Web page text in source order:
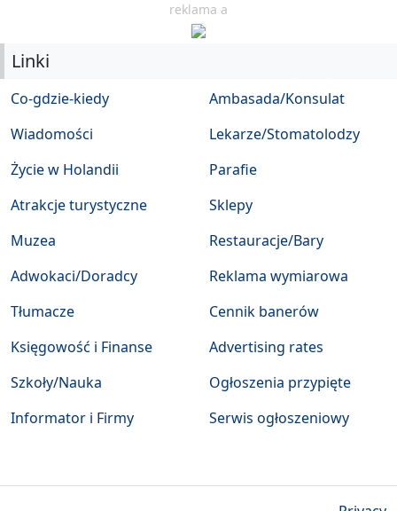
reklama a
Linki
Co-gdzie-kiedy
Wiadomości
Życie w Holandii
Atrakcje turystyczne
Muzea
Ambasada/Konsulat
Lekarze/Stomatolodzy
Parafie
Sklepy
Restauracje/Bary
Adwokaci/Doradcy
Tłumacze
Księgowość i Finanse
Szkoły/Nauka
Informator i Firmy
Reklama wymiarowa
Cennik banerów
Advertising rates
Ogłoszenia przypięte
Serwis ogłoszeniowy